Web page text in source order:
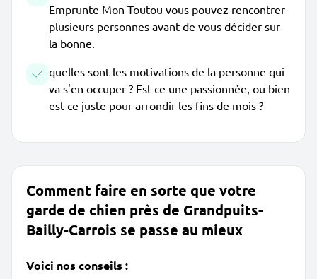
Emprunte Mon Toutou vous pouvez rencontrer
plusieurs personnes avant de vous décider sur
la bonne.
quelles sont les motivations de la personne qui
va s'en occuper ? Est-ce une passionnée, ou bien
est-ce juste pour arrondir les fins de mois ?
Comment faire en sorte que votre
garde de chien près de Grandpuits-
Bailly-Carrois se passe au mieux
Voici nos conseils :